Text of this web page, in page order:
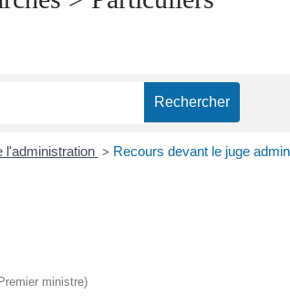
l'administration > Recours devant le juge
ministre)